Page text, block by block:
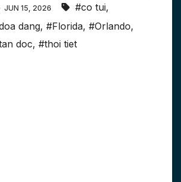
JUN 15, 2026 #co tui,
dang, #Florida, #Orlando,
doc, #thoi tiet